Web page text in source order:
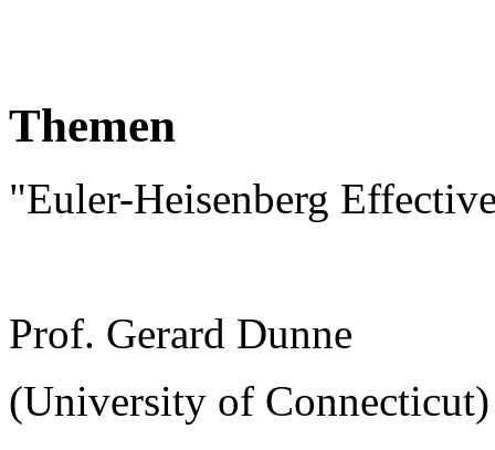
Themen
"Euler-Heisenberg
Prof. Gerard Dunne
(University of Connecticut)